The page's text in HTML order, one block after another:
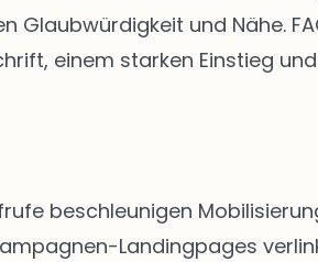
Glaubwürdigkeit und Nähe.
einem starken Einstieg
beschleunigen
Landingpages